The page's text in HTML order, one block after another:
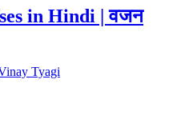
in Hindi | वजन
Tyagi